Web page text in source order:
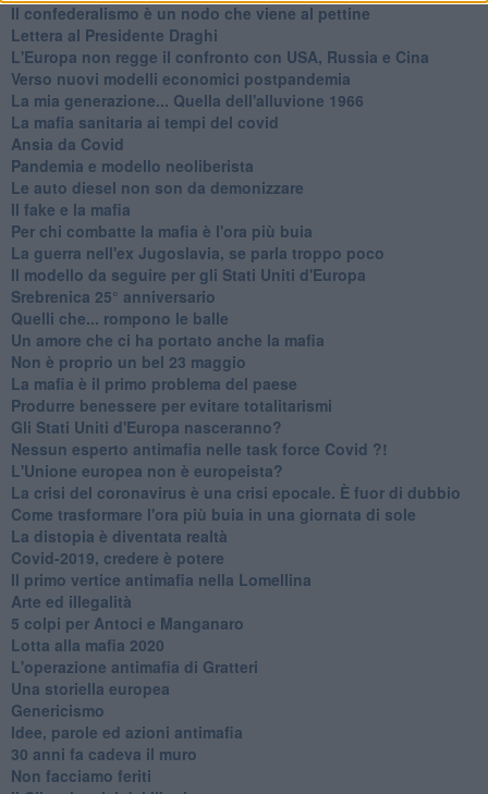
Il confederalismo è un nodo che viene al pettine
Lettera al Presidente Draghi
L'Europa non regge il confronto con USA, Russia e Cina
Verso nuovi modelli economici postpandemia
​La mia generazione... Quella dell'alluvione 1966
​La mafia sanitaria ai tempi del covid
Ansia da Covid
Pandemia e modello neoliberista
Le auto diesel non son da demonizzare
​Il fake e la mafia
Per chi combatte la mafia è l'ora più buia
La guerra nell'ex Jugoslavia, se parla troppo poco
Il modello da seguire per gli Stati Uniti d'Europa
Srebrenica 25° anniversario
Quelli che... rompono le balle
Un amore che ci ha portato anche la mafia
Non è proprio un bel 23 maggio
La mafia è il primo problema del paese
Produrre benessere per evitare totalitarismi
Gli Stati Uniti d'Europa nasceranno?
Nessun esperto antimafia nelle task force Covid ?!
L'Unione europea non è europeista?
La crisi del coronavirus è una crisi epocale. È fuor di dubbio
Come trasformare l'ora più buia in una giornata di sole
​La distopia è diventata realtà
Covid-2019, credere è potere
Il primo vertice antimafia nella Lomellina
Arte ed illegalità
​5 colpi per Antoci e Manganaro
Lotta alla mafia 2020
L'operazione antimafia di Gratteri
Una storiella europea
Genericismo
Idee, parole ed azioni antimafia
30 anni fa cadeva il muro
Non facciamo feriti